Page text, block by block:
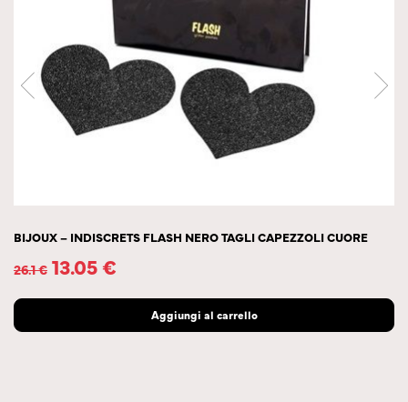
BIJOUX – INDISCRETS FLASH NERO TAGLI CAPEZZOLI CUORE
26.1€ 13.05€
Aggiungi al carrello